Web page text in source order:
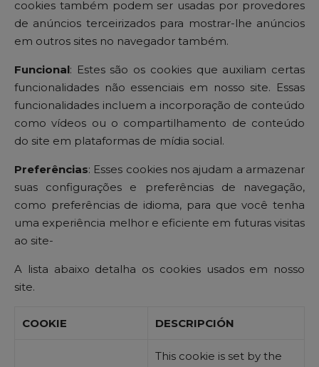
cookies também podem ser usadas por provedores
de anúncios terceirizados para mostrar-lhe anúncios
em outros sites no navegador também.
Funcional: Estes são os cookies que auxiliam certas
funcionalidades não essenciais em nosso site. Essas
funcionalidades incluem a incorporação de conteúdo
como vídeos ou o compartilhamento de conteúdo
do site em plataformas de mídia social.
Preferências: Esses cookies nos ajudam a armazenar
suas configurações e preferências de navegação,
como preferências de idioma, para que você tenha
uma experiência melhor e eficiente em futuras visitas
ao site-
A lista abaixo detalha os cookies usados ​​em nosso
site.
COOKIE DESCRIPCIÓN
This cookie is set by the